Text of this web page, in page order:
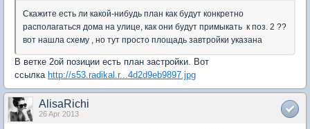
Скажите есть ли какой-нибудь план как будут конкретно
располагаться дома на улице, как они будут примыкать к поз. 2 ??
вот нашла схему , но тут просто площадь завтройки указана
В ветке 2ой позиции есть план застройки. Вот
ссылка http://s53.radikal.r...4d2d9eb9897.jpg
AlisaRichi
26 Apr 2013